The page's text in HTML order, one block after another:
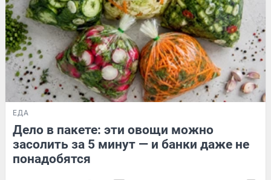
ЕДА
Дело в пакете: эти овощи можно
засолить за 5 минут — и банки даже не
понадобятся